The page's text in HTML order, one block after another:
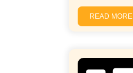
READ MORE